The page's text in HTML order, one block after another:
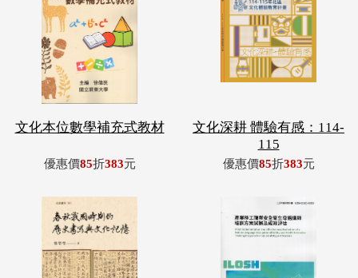
文化本位數學補充式教材
優惠價85折383元
文化深耕 體驗有感：114-
115
優惠價85折383元